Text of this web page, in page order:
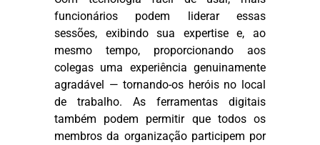
funcionários podem liderar essas
sessões, exibindo sua expertise e, ao
mesmo tempo, proporcionando aos
colegas uma experiência genuinamente
agradável — tornando-os heróis no local
de trabalho. As ferramentas digitais
também podem permitir que todos os
membros da organização participem por